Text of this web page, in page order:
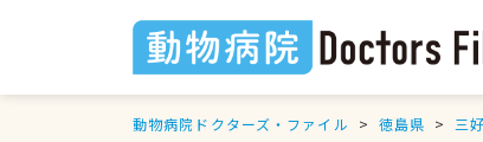
動物病院ドクターズ・ファイル 徳島県 三